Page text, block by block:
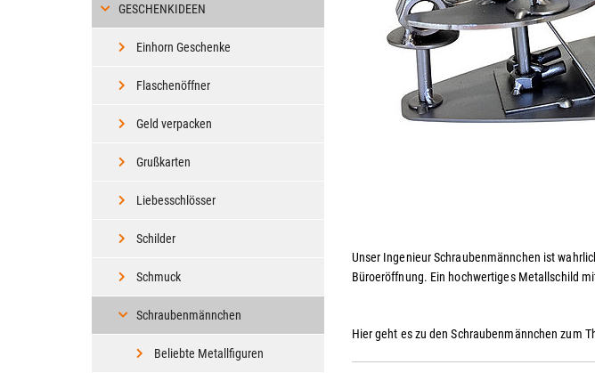
Unser Ingenieur Schraubenmännchen ist
Büroeröffnung. Ein hochwertiges Metallschild
Hier geht es zu den Schraubenmännchen zum
GESCHENKIDEEN
Einhorn Geschenke
Flaschenöffner
Geld verpacken
Grußkarten
Liebesschlösser
Schilder
Schmuck
Schraubenmännchen
Beliebte Metallfiguren